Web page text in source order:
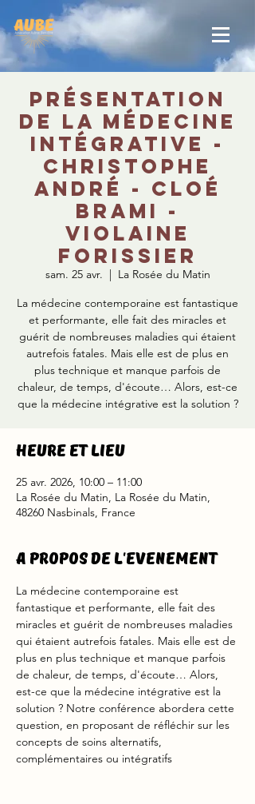
Présentation
de la médecine
intégrative -
Christophe
André - Cloé
Brami -
Violaine
Forissier
sam. 25 avr.
  |
La Rosée du Matin
La médecine contemporaine est fantastique
et performante, elle fait des miracles et
guérit de nombreuses maladies qui étaient
autrefois fatales. Mais elle est de plus en
plus technique et manque parfois de
chaleur, de temps, d'écoute… Alors, est-ce
que la médecine intégrative est la solution ?
Heure et lieu
25 avr. 2026, 10:00 – 11:00
La Rosée du Matin, La Rosée du Matin,
48260 Nasbinals, France
A propos de l'evenement
La médecine contemporaine est
fantastique et performante, elle fait des
miracles et guérit de nombreuses maladies
qui étaient autrefois fatales. Mais elle est de
plus en plus technique et manque parfois
de chaleur, de temps, d'écoute… Alors,
est-ce que la médecine intégrative est la
solution ? Notre conférence abordera cette
question, en proposant de réfléchir sur les
concepts de soins alternatifs,
complémentaires ou intégratifs